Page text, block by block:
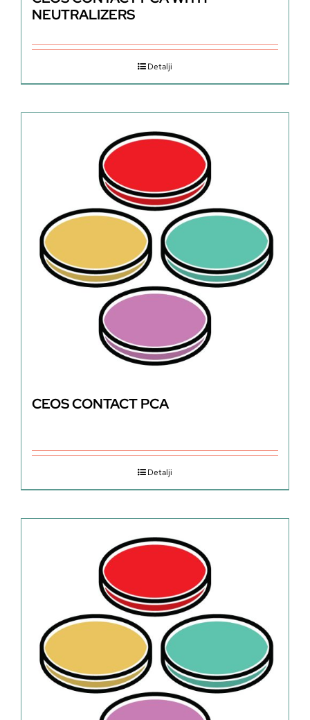
NEUTRALIZERS
Detalji
CEOS CONTACT PCA
Detalji